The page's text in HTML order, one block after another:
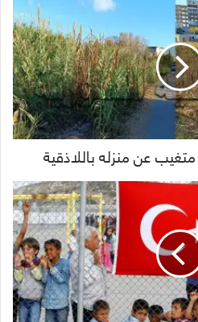
عن منزله باللاذقية